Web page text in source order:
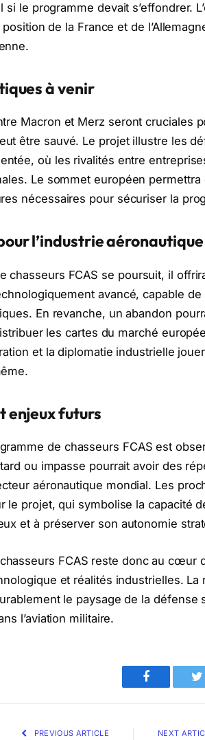
si le programme devait s’effondrer.
de la France et de
à venir
Macron et Merz seront cruciales
être sauvé. Le projet illustre les
où les rivalités entre
Le sommet européen
nécessaires pour sécuriser la
l’industrie aéronautique
chasseurs FCAS se poursuit, il
avancé, capable
En revanche, un abandon
les cartes du marché
et la diplomatie industrielle
enjeux futurs
de chasseurs FCAS est
ou impasse pourrait avoir des
aéronautique mondial. Les
le projet, qui symbolise la capacité
et à préserver son autonomie
FCAS reste donc au cœur
et réalités industrielles. La
le paysage de la
l’aviation militaire.
Facebook
PREVIOUS ARTICLE NEXT